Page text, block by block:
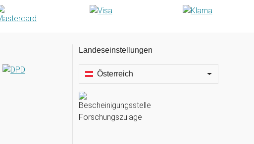
Landeseinstellungen
Österreich